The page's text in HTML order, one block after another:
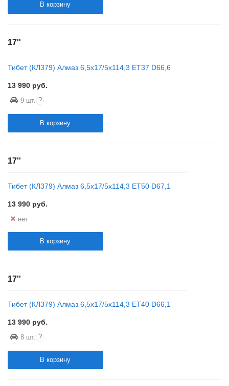
В корзину
17''
Тибет (КЛ379) Алмаз 6,5x17/5x114,3 ET37 D66,6
13 990 руб.
9 шт. ?
В корзину
17''
Тибет (КЛ379) Алмаз 6,5x17/5x114,3 ET50 D67,1
13 990 руб.
нет
В корзину
17''
Тибет (КЛ379) Алмаз 6,5x17/5x114,3 ET40 D66,1
13 990 руб.
8 шт. ?
В корзину